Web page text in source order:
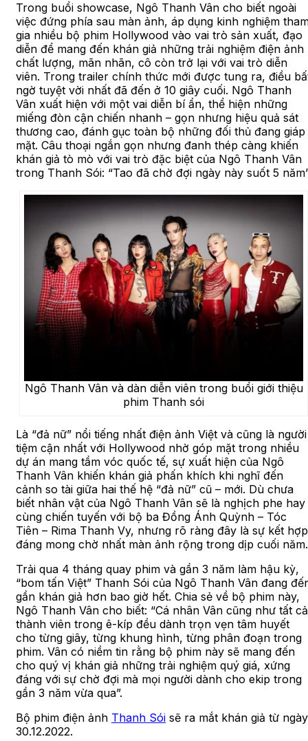
Trong buổi showcase, Ngô Thanh Vân cho biết ngoài
việc đứng phía sau màn ảnh, áp dụng kinh nghiệm
gia nhiều bộ phim Hollywood vào vai trò sản xuất, đạo
diễn để mang đến khán giả những trải nghiệm điện ảnh
chất lượng, mãn nhãn, cô còn trở lại với vai trò diễn
viên. Trong trailer chính thức mới được tung ra, điều
ngờ tuyệt vời nhất đã đến ở 10 giây cuối. Ngô Thanh
Vân xuất hiện với một vai diễn bí ẩn, thể hiện những
miếng đòn cận chiến nhanh – gọn nhưng hiệu quả sát
thương cao, đánh gục toàn bộ những đối thủ đang giáp
mặt. Câu thoại ngắn gọn nhưng đanh thép càng khiến
khán giả tò mò với vai trò đặc biệt của Ngô Thanh Vân
trong Thanh Sói: “Tao đã chờ đợi ngày này suốt 5
Ngô Thanh Vân và dàn diễn viên trong buổi giới thiệu
phim Thanh sói
Là “đả nữ” nổi tiếng nhất điện ảnh Việt và cũng là người
tiệm cận nhất với Hollywood nhờ góp mặt trong nhiều
dự án mang tầm vóc quốc tế, sự xuất hiện của Ngô
Thanh Vân khiến khán giả phấn khích khi nghĩ đến
cảnh so tài giữa hai thế hệ “đả nữ” cũ – mới. Dù chưa
biết nhân vật của Ngô Thanh Vân sẽ là nghịch phe hay
cùng chiến tuyến với bộ ba Đồng Ánh Quỳnh – Tóc
Tiên – Rima Thanh Vy, nhưng rõ ràng đây là sự kết hợp
đáng mong chờ nhất màn ảnh rộng trong dịp cuối năm.
Trải qua 4 tháng quay phim và gần 3 năm làm hậu kỳ,
“bom tấn Việt” Thanh Sói của Ngô Thanh Vân đang
gần khán giả hơn bao giờ hết. Chia sẻ về bộ phim này,
Ngô Thanh Vân cho biết: “Cá nhân Vân cũng như tất cả
thành viên trong ê-kíp đều dành trọn vẹn tâm huyết
cho từng giây, từng khung hình, từng phân đoạn trong
phim. Vân có niềm tin rằng bộ phim này sẽ mang đến
cho quý vị khán giả những trải nghiệm quý giá, xứng
đáng với sự chờ đợi mà mọi người dành cho ekip trong
gần 3 năm vừa qua”.
Bộ phim điện ảnh Thanh Sói sẽ ra mắt khán giả từ ngày
30.12.2022.